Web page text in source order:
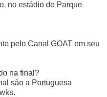
no estádio do Parque
pelo Canal GOAT em seu
na final?
são a Portuguesa